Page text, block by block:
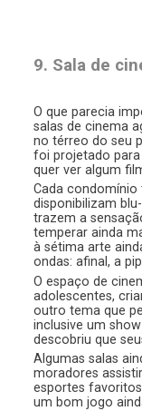
9. Sala de
O que parecia
salas de cinema
no térreo do seu
foi projetado
quer ver algum
Cada condomínio
disponibilizam
trazem a
temperar ainda
à sétima arte
ondas: afinal, a
O espaço de
adolescentes,
outro tema que
inclusive um
descobriu que
Algumas salas
moradores
esportes
um bom jogo